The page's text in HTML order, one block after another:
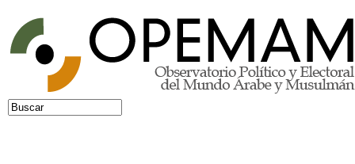
Jump to navigation
Formulario de búsqueda
Buscar